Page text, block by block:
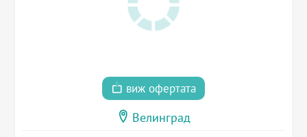
виж офертата
Велинград